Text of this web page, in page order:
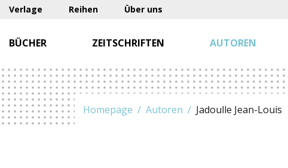
Verlage Reihen Über uns
BÜCHER ZEITSCHRIFTEN AUTOREN
Homepage Autoren Jadoulle Jean-Louis